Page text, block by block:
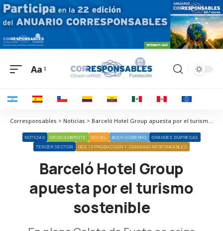
Aa
Corresponsables > Noticias > Barceló Hotel Group apuesta por el turismo sostenible
NOTICIAS MEDIOAMBIENTE SOCIAL BUEN GOBIERNO
GRANDES EMPRESAS
TERCER SECTOR
ODS 12 PRODUCCIÓN Y CONSUMO RESPONSABLES
Barceló Hotel Group
apuesta por el turismo
sostenible